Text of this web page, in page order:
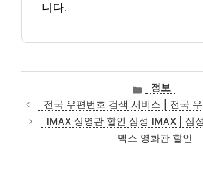
니다.
카
테
고
리
정보
전국 우편번호 검색 서비스 | 전국
IMAX 상영관 할인 삼성 IMAX | 삼
맥스 영화관 할인